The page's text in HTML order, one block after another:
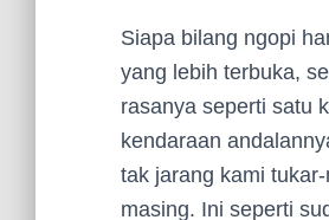
Siapa bilang ngopi
yang lebih terbuka,
rasanya seperti satu
kendaraan
tak jarang kami
masing. Ini seperti